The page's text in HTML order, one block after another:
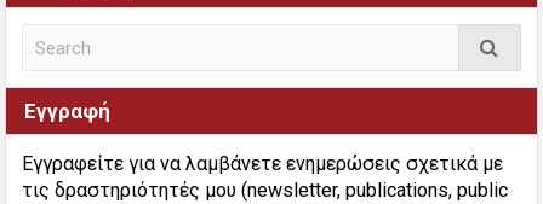
Εγγραφή
Εγγραφείτε για να λαμβάνετε ενημερώσεις σχετικά με
τις δραστηριότητές μου (newsletter, publications, public